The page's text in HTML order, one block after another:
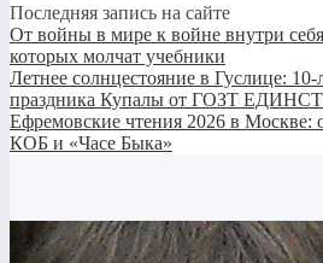
Последняя запись на сайте
От войны в мире к войне внутри
которых молчат учебники
Летнее солнцестояние в Гуслице: 10-
праздника Купалы от ГОЗТ
Ефремовские чтения 2026 в Москве:
КОБ и «Часе Быка»